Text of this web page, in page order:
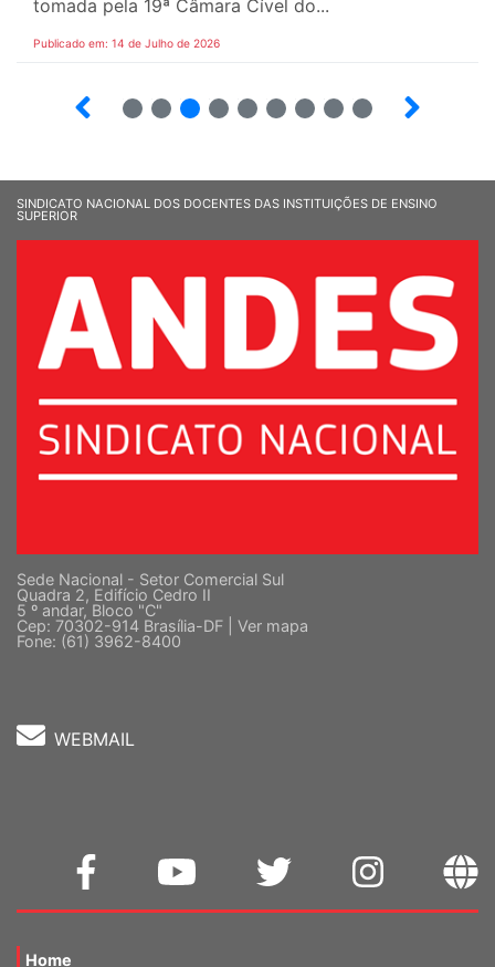
tomada pela 19ª Câmara Cível do...
Publicado em: 14 de Julho de 2026
SINDICATO NACIONAL DOS DOCENTES DAS INSTITUIÇÕES DE ENSINO
SUPERIOR
Sede Nacional - Setor Comercial Sul
Quadra 2, Edifício Cedro II
5 º andar, Bloco "C"
Cep: 70302-914 Brasília-DF | Ver mapa
Fone: (61) 3962-8400
WEBMAIL
Home